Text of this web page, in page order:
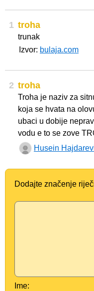
1 troha
trunak
Izvor: bulaja.com
2 troha
Troha je naziv za
koja se hvata na
ubaci u dobije
vodu e to se zove
Husein
Dodajte značenje
Ime: